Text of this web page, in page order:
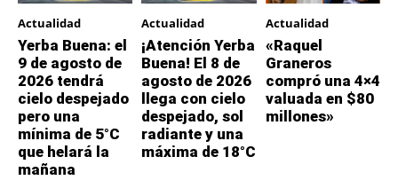
Actualidad
Yerba Buena: el
9 de agosto de
2026 tendrá
cielo despejado
pero una
mínima de 5°C
que helará la
mañana
Actualidad
¡Atención Yerba
Buena! El 8 de
agosto de 2026
llega con cielo
despejado, sol
radiante y una
máxima de 18°C
Actualidad
«Raquel
Graneros
compró una 4×4
valuada en $80
millones»